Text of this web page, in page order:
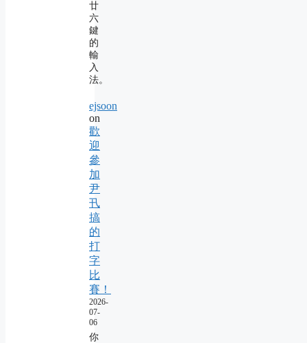
廿
六
鍵
的
輸
入
法。
ejsoon
on
歡
迎
參
加
尹
卂
搞
的
打
字
比
賽！
2026-
07-
06
你